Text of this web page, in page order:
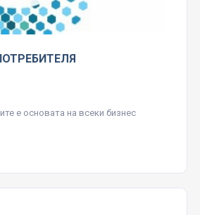
е основата на всеки бизнес